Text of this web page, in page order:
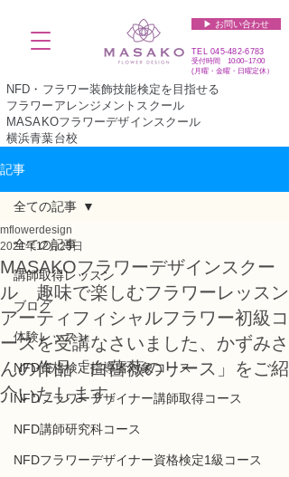
▶︎ お問い合わせ
TEL045-482-6783
受付時間 10:00~17:00​​​
(​月曜・金曜・日曜定休）
NFD・フラワー装飾技能検定を目指せる
フラワーアレンジメントスクール
MASAKOフラワーデザインスクール
横浜青葉台校
記事
全ての記事
講師取得レッスン
ブログ
体験レッスン
NFD資格検定指導者対象コース
NFDフラワーデザイナー講師取得コース
NFD講師研究科コース
NFDフラワーデザイナー資格検定1級コース
全ての記事
MASAKOフラワーデザインスクー
ル 趣味で楽しむフラワーレッスン
アーティフィシャルフラワー初級コ
ースを受講なさいました、かずみさ
んの作品「白薔薇のリース」をご紹
介いたします。
mflowerdesign
2021年12月25日